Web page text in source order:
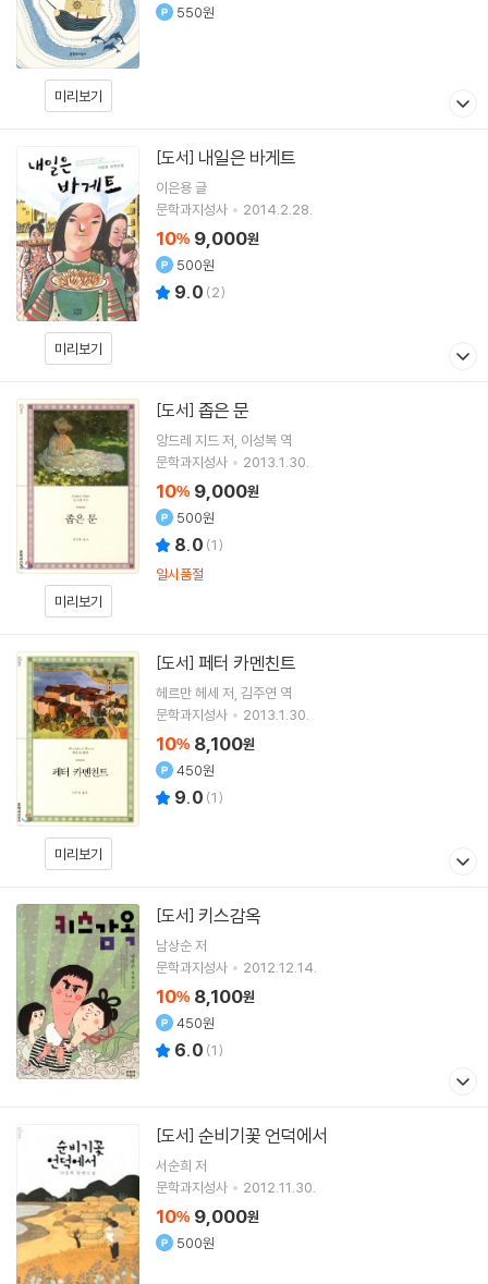
미리보기
550원
미리보기
[도서] 내일은 바게트
이은용글
문학과지성사
2014.2.28.
10% 9,000원
500원
9.0 (2)
미리보기
[도서] 좁은 문
앙드레 지드 저 이성복 역
문학과지성사
2013.1.30.
10% 9,000원
500원
8.0 (1)
일시품절
미리보기
[도서] 페터 카멘친트
헤르만 헤세 저 김주연 역
문학과지성사
2013.1.30.
10% 8,100원
450원
9.0 (1)
[도서] 키스감옥
남상순저
문학과지성사
2012.12.14.
10% 8,100원
450원
6.0 (1)
[도서] 순비기꽃 언덕에서
서순희 저
문학과지성사
2012.11.30.
10% 9,000원
500원